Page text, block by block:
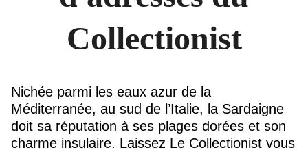
Collectionist
Nichée parmi les eaux azur de la
Méditerranée, au sud de l’Italie, la Sardaigne
doit sa réputation à ses plages dorées et son
charme insulaire. Laissez Le Collectionist vous